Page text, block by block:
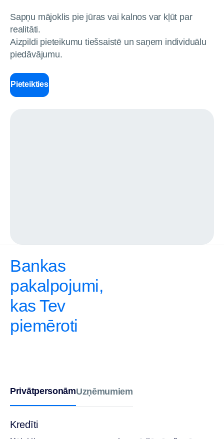
Sapņu mājoklis pie jūras vai kalnos var kļūt par
realitāti.
Aizpildi pieteikumu tiešsaistē un saņem individuālu
piedāvājumu.
Pieteikties
Bankas
pakalpojumi,
kas Tev
piemēroti
PrivātpersonāmUzņēmumiem
Kredīti